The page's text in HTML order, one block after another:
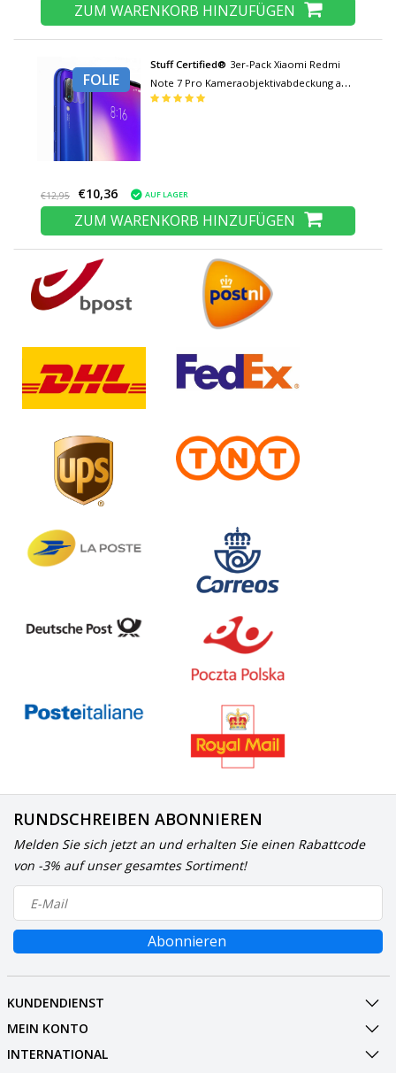
ZUM WARENKORB HINZUFÜGEN
FOLIE
Stuff Certified® 3er-Pack Xiaomi Redmi
Note 7 Pro Kameraobjektivabdeckung aus
gehärtetem Glas - Schutz vor stoßfesten
€12,95 €10,36 AUF LAGER
ZUM WARENKORB HINZUFÜGEN
RUNDSCHREIBEN ABONNIEREN
Melden Sie sich jetzt an und erhalten Sie einen Rabattcode
von -3% auf unser gesamtes Sortiment!
Abonnieren
KUNDENDIENST
MEIN KONTO
INTERNATIONAL